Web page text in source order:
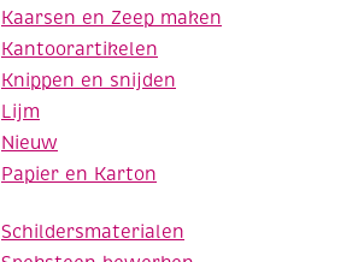
Kaarsen en Zeep maken
Kantoorartikelen
Knippen en snijden
Lijm
Nieuw
Papier en Karton
Schildersmaterialen